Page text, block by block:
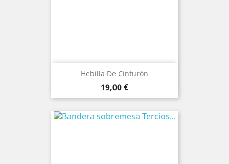
Hebilla De Cinturón
Prezo
19,00 €